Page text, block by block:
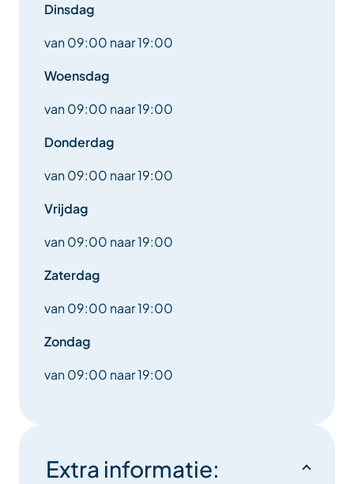
Dinsdag
van 09:00 naar 19:00
Woensdag
van 09:00 naar 19:00
Donderdag
van 09:00 naar 19:00
Vrijdag
van 09:00 naar 19:00
Zaterdag
van 09:00 naar 19:00
Zondag
van 09:00 naar 19:00
Extra informatie: